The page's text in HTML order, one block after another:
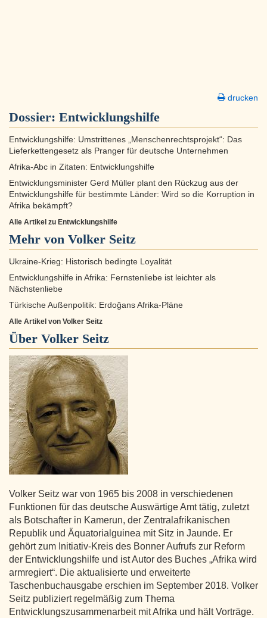
drucken
Dossier: Entwicklungshilfe
Entwicklungshilfe: Umstrittenes „Menschenrechtsprojekt“: Das
Lieferkettengesetz als Pranger für deutsche Unternehmen
Afrika-Abc in Zitaten: Entwicklungshilfe
Entwicklungsminister Gerd Müller plant den Rückzug aus der
Entwicklungshilfe für bestimmte Länder: Wird so die Korruption in
Afrika bekämpft?
Alle Artikel zu Entwicklungshilfe
Mehr von Volker Seitz
Ukraine-Krieg: Historisch bedingte Loyalität
Entwicklungshilfe in Afrika: Fernstenliebe ist leichter als
Nächstenliebe
Türkische Außenpolitik: Erdoğans Afrika-Pläne
Alle Artikel von Volker Seitz
Über Volker Seitz
Volker Seitz war von 1965 bis 2008 in verschiedenen
Funktionen für das deutsche Auswärtige Amt tätig, zuletzt
als Botschafter in Kamerun, der Zentralafrikanischen
Republik und Äquatorialguinea mit Sitz in Jaunde. Er
gehört zum Initiativ-Kreis des Bonner Aufrufs zur Reform
der Entwicklungshilfe und ist Autor des Buches „Afrika wird
armregiert“. Die aktualisierte und erweiterte
Taschenbuchausgabe erschien im September 2018. Volker
Seitz publiziert regelmäßig zum Thema
Entwicklungszusammenarbeit mit Afrika und hält Vorträge.